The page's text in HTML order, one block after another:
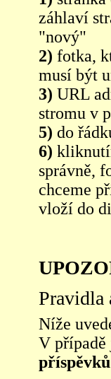
záhlaví
"nový"
2) fotka,
musí být
3) URL
stromu v
5) do
6)
správně,
chceme
vloží do
Pravidla
Níže
V případě